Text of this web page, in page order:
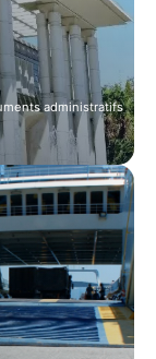
administratifs